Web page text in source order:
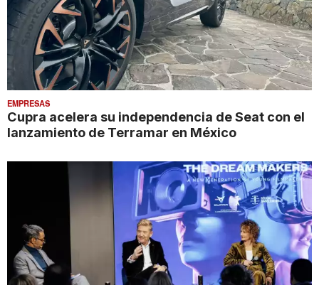
EMPRESAS
Cupra acelera su independencia de Seat con el
lanzamiento de Terramar en México